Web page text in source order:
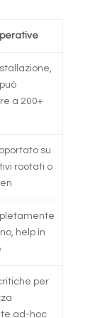
a 200+
su
rootati o
help in
per
ad-hoc